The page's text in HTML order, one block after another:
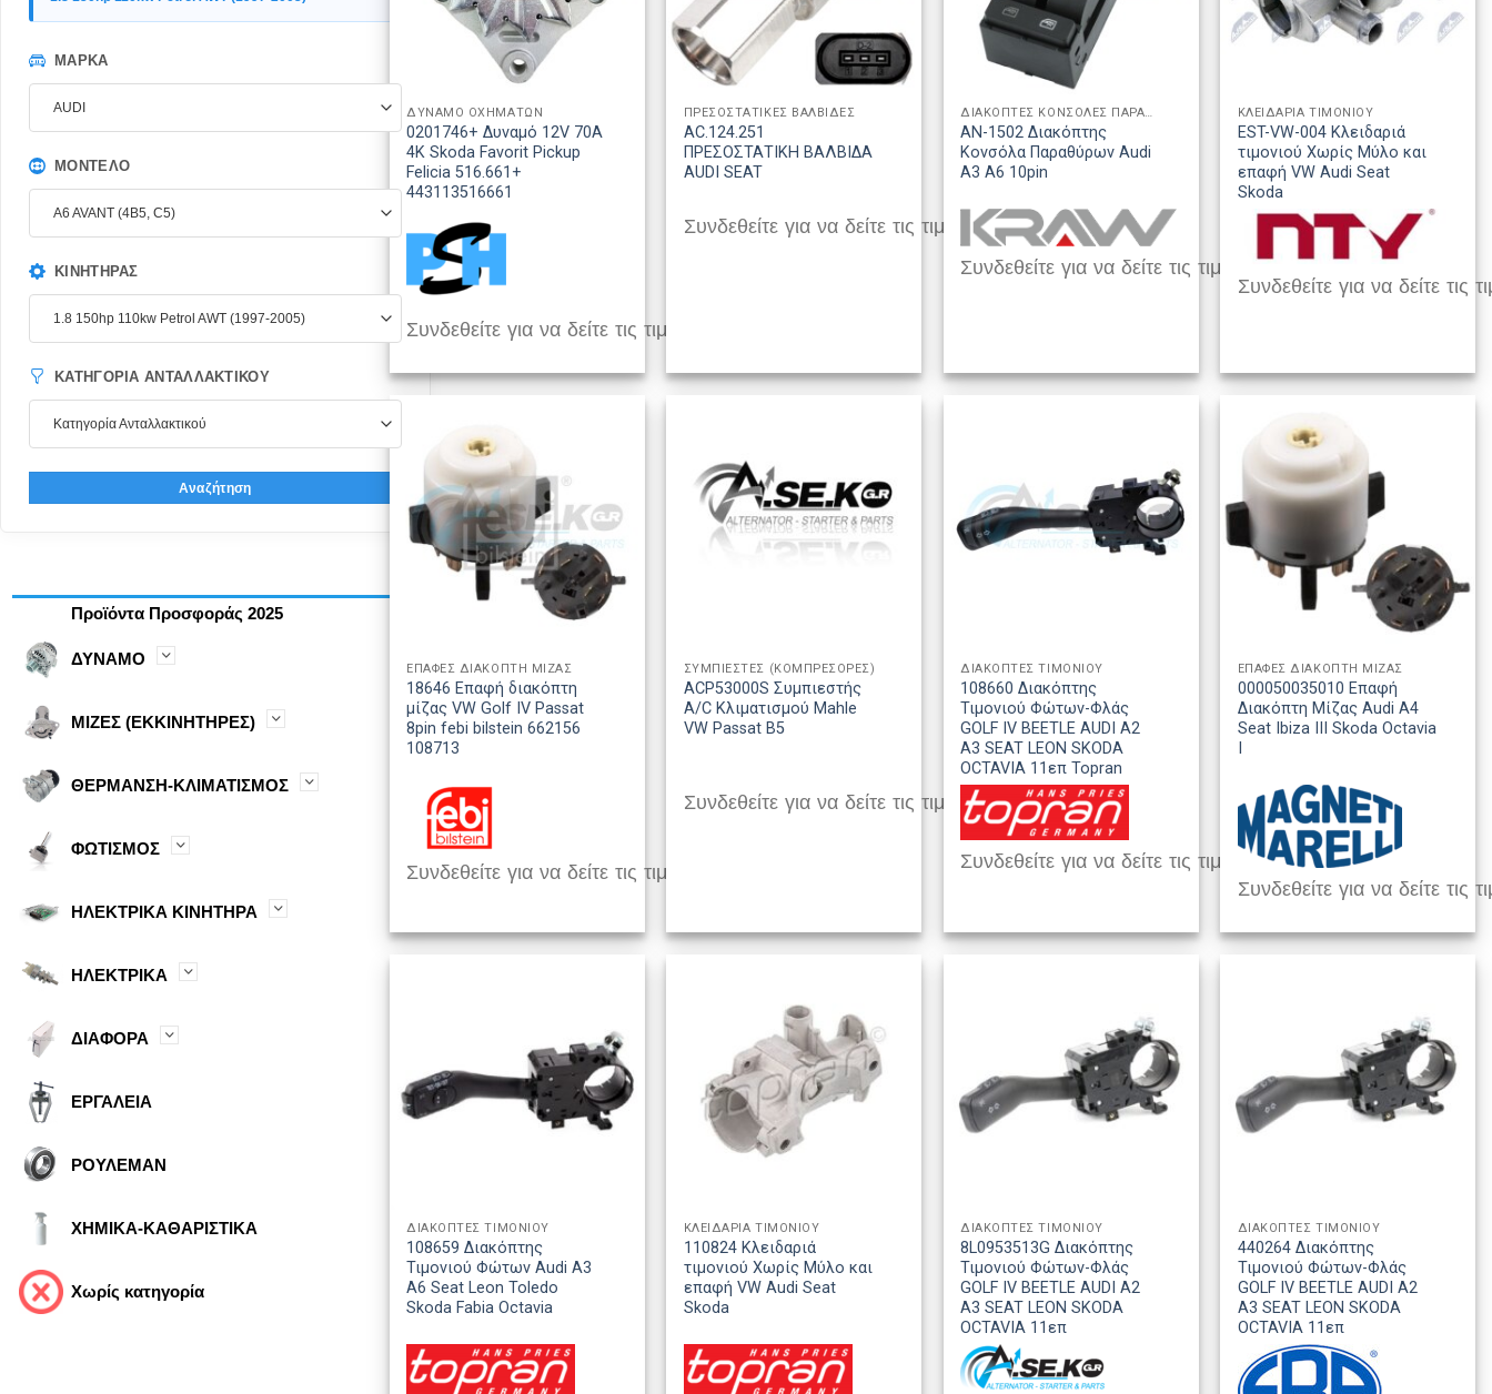
ΜΆΡΚΑ
AUDI
ΜΟΝΤΈΛΟ
A6 AVANT (4B5, C5)
ΚΙΝΗΤΉΡΑΣ
1.8 150hp 110kw Petrol AWT (1997-2005)
ΚΑΤΗΓΟΡΊΑ ΑΝΤΑΛΛΑΚΤΙΚΟΎ
Κατηγορία Ανταλλακτικού
Αναζήτηση
Προϊόντα Προσφοράς 2025
ΔΥΝΑΜΟ
ΜΙΖΕΣ (ΕΚΚΙΝΗΤΗΡΕΣ)
ΘΕΡΜΑΝΣΗ-ΚΛΙΜΑΤΙΣΜΟΣ
ΦΩΤΙΣΜΟΣ
ΗΛΕΚΤΡΙΚΑ ΚΙΝΗΤΗΡΑ
ΗΛΕΚΤΡΙΚΑ
ΔΙΑΦΟΡΑ
ΕΡΓΑΛΕΙΑ
ΡΟΥΛΕΜΑΝ
ΧΗΜΙΚΑ-ΚΑΘΑΡΙΣΤΙΚΑ
Χωρίς κατηγορία
ΔΥΝΑΜΟ ΟΧΗΜΑΤΩΝ
0201746+ Δυναμό 12V 70A
4K Skoda Favorit Pickup
Felicia 516.661+
443113516661
Συνδεθείτε για να δείτε τις τιμές
ΠΡΕΣΟΣΤΑΤΙΚΕΣ ΒΑΛΒΙΔΕΣ
AC.124.251
ΠΡΕΣΟΣΤΑΤΙΚΗ ΒΑΛΒΙΔΑ
AUDI SEAT
Συνδεθείτε για να δείτε τις τιμές
ΔΙΑΚΟΠΤΕΣ ΚΟΝΣΟΛΕΣ ΠΑΡΑΘΥΡΩΝ
AN-1502 Διακόπτης
Κονσόλα Παραθύρων Audi
A3 A6 10pin
Συνδεθείτε για να δείτε τις τιμές
ΚΛΕΙΔΑΡΙΑ ΤΙΜΟΝΙΟΥ
EST-VW-004 Κλειδαριά
τιμονιού Χωρίς Μύλο και
επαφή VW Audi Seat
Skoda
Συνδεθείτε για να δείτε τις
ΕΠΑΦΕΣ ΔΙΑΚΟΠΤΗ ΜΙΖΑΣ
18646 Επαφή διακόπτη
μίζας VW Golf IV Passat
8pin febi bilstein 662156
108713
Συνδεθείτε για να δείτε τις τιμές
ΣΥΜΠΙΕΣΤΕΣ (ΚΟΜΠΡΕΣΟΡΕΣ)
ACP53000S Συμπιεστής
A/C Κλιματισμού Mahle
VW Passat B5
Συνδεθείτε για να δείτε τις τιμές
ΔΙΑΚΟΠΤΕΣ ΤΙΜΟΝΙΟΥ
108660 Διακόπτης
Τιμονιού Φώτων-Φλάς
GOLF IV BEETLE AUDI A2
A3 SEAT LEON SKODA
OCTAVIA 11επ Topran
Συνδεθείτε για να δείτε τις τιμές
ΕΠΑΦΕΣ ΔΙΑΚΟΠΤΗ ΜΙΖΑΣ
000050035010 Επαφή
Διακόπτη Μίζας Audi A4
Seat Ibiza III Skoda Octavia
Συνδεθείτε για να δείτε τις
ΔΙΑΚΟΠΤΕΣ ΤΙΜΟΝΙΟΥ
108659 Διακόπτης
Τιμονιού Φώτων Audi A3
A6 Seat Leon Toledo
Skoda Fabia Octavia
ΚΛΕΙΔΑΡΙΑ ΤΙΜΟΝΙΟΥ
110824 Κλειδαριά
τιμονιού Χωρίς Μύλο και
επαφή VW Audi Seat
Skoda
ΔΙΑΚΟΠΤΕΣ ΤΙΜΟΝΙΟΥ
8L0953513G Διακόπτης
Τιμονιού Φώτων-Φλάς
GOLF IV BEETLE AUDI A2
A3 SEAT LEON SKODA
OCTAVIA 11επ
ΔΙΑΚΟΠΤΕΣ ΤΙΜΟΝΙΟΥ
440264 Διακόπτης
Τιμονιού Φώτων-Φλάς
GOLF IV BEETLE AUDI A2
A3 SEAT LEON SKODA
OCTAVIA 11επ